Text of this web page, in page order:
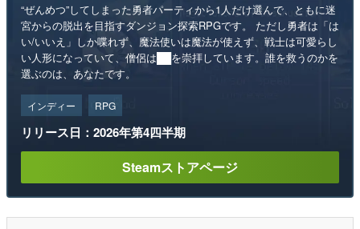
“ぜんめつ”してしまった勇者パーティから1人だけ選んで、ともに迷
宮からの脱出を目指すダンジョン探索RPGです。 ただし勇者は「は
い/いいえ」しか喋れず、魔法使いは魔法が使えず、戦士は可愛らし
い人形になっていて、僧侶は██を崇拝しています。誰を救うのかを
選ぶのは、あなたです。
インディー RPG
リリース日：2026年第4四半期
Steamストアページ